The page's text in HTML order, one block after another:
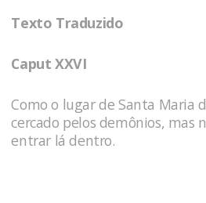
Texto Traduzido
Caput XXVI
Como o lugar de Santa Maria
cercado pelos demônios, mas
entrar lá dentro.